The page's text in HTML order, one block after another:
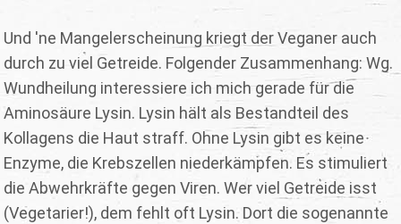
Und 'ne Mangelerscheinung kriegt der Veganer auch
durch zu viel Getreide. Folgender Zusammenhang: Wg.
Wundheilung interessiere ich mich gerade für die
Aminosäure Lysin. Lysin hält als Bestandteil des
Kollagens die Haut straff. Ohne Lysin gibt es keine
Enzyme, die Krebszellen niederkämpfen. Es stimuliert
die Abwehrkräfte gegen Viren. Wer viel Getreide isst
(Vegetarier!), dem fehlt oft Lysin. Dort die sogenannte